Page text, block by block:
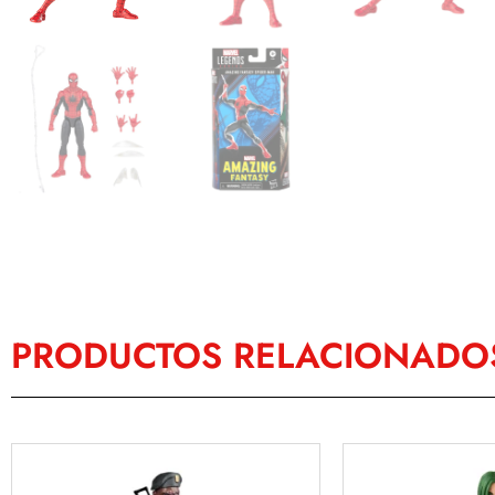
PRODUCTOS